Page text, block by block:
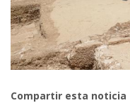
Compartir esta noticia